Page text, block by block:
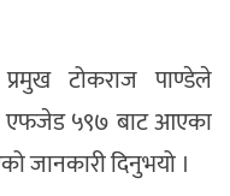
टोकराज पाण्डेले
एफजेड ५९७ बाट आएका
जानकारी दिनुभयो ।